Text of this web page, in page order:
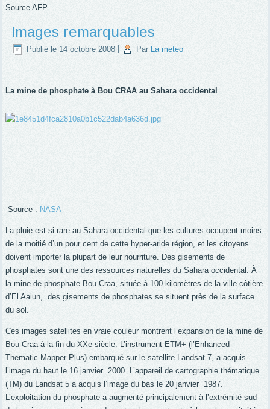
Source AFP
Images remarquables
Publié le 14 octobre 2008 Par La meteo
La mine de phosphate à Bou CRAA au Sahara occidental
Source : NASA
La pluie est si rare au Sahara occidental que les cultures occupent moins
de la moitié d’un pour cent de cette hyper-aride région, et les citoyens
doivent importer la plupart de leur nourriture. Des gisements de
phosphates sont une des ressources naturelles du Sahara occidental. À
la mine de phosphate Bou Craa, située à 100 kilomètres de la ville côtière
d’El Aaiun, des gisements de phosphates se situent près de la surface
du sol.
Ces images satellites en vraie couleur montrent l’expansion de la mine de
Bou Craa à la fin du XXe siècle. L’instrument ETM+ (l’Enhanced
Thematic Mapper Plus) embarqué sur le satellite Landsat 7, a acquis
l’image du haut le 16 janvier 2000. L’appareil de cartographie thématique
(TM) du Landsat 5 a acquis l’image du bas le 20 janvier 1987.
L’exploitation du phosphate a augmenté principalement à l’extrémité sud